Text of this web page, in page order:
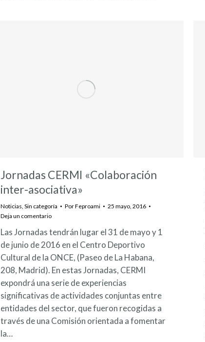
Jornadas CERMI «Colaboración
inter-asociativa»
Noticias Sin categoría PorFeproami
25 mayo, 2016
Deja un comentario
Las Jornadas tendrán lugar el 31 de mayo y 1
de junio de 2016 en el Centro Deportivo
Cultural de la ONCE, (Paseo de La Habana,
208, Madrid). En estas Jornadas, CERMI
expondrá una serie de experiencias
significativas de actividades conjuntas entre
entidades del sector, que fueron recogidas a
través de una Comisión orientada a fomentar
la…